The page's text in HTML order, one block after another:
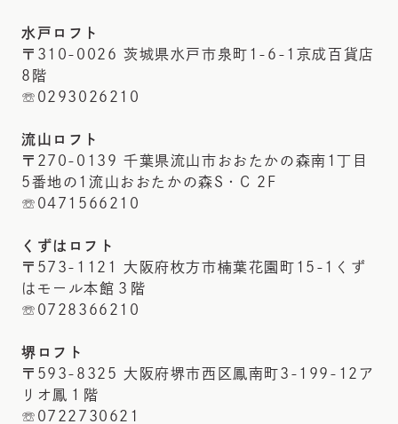
水戸ロフト
〒310-0026 茨城県水戸市泉町1-6-1京成百貨店
8階
☏0293026210
流山ロフト
〒270-0139 千葉県流山市おおたかの森南1丁目
5番地の1流山おおたかの森S・C 2F
☏0471566210
くずはロフト
〒573-1121 大阪府枚方市楠葉花園町15-1くず
はモール本館３階
☏0728366210
堺ロフト
〒593-8325 大阪府堺市西区鳳南町3-199-12ア
リオ鳳１階
☏0722730621